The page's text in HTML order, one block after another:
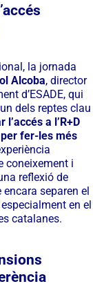
la jornada
Alcoba, director
d’ESADE, qui
dels reptes clau
a l’R+D
fer-les més
coneixement i
reflexió de
separen el
en el
catalanes.